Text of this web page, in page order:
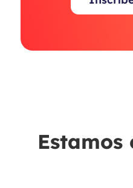
Estamos